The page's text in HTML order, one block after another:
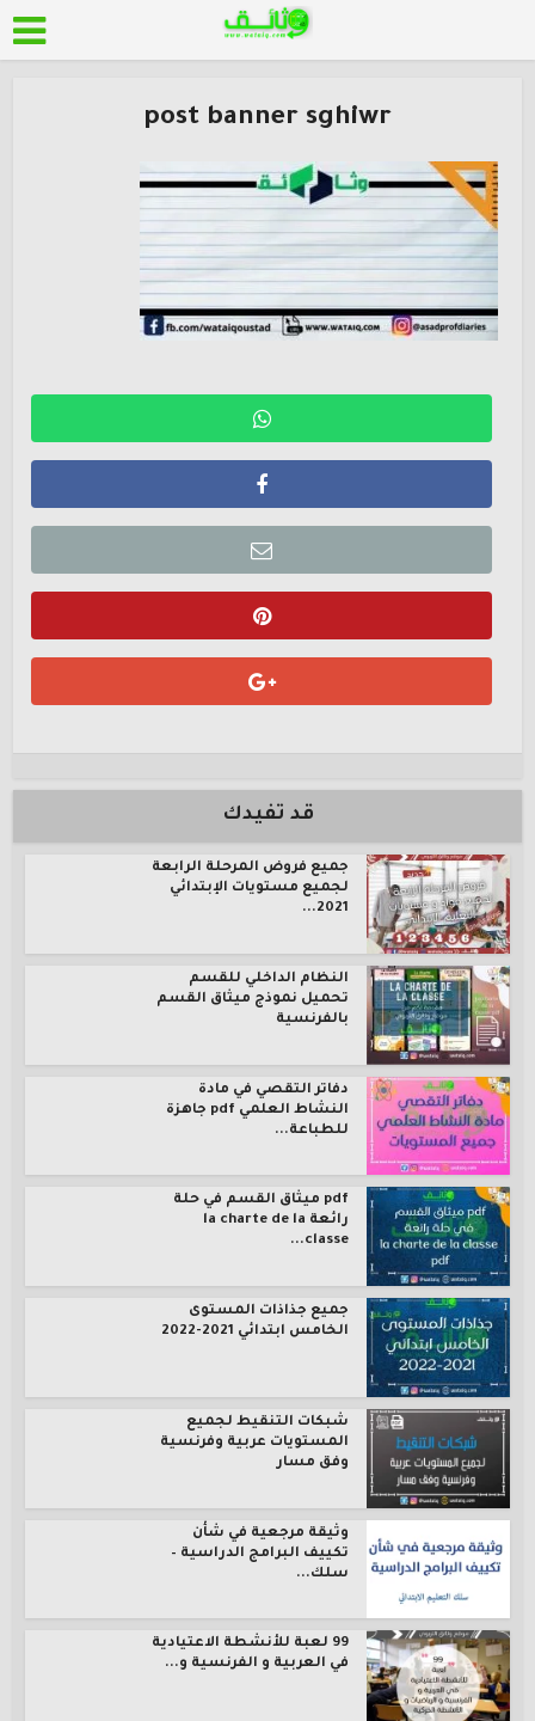
post banner sghiwr
قد تفيدك
جميع فروض المرحلة الرابعة
لجميع مستويات الإبتدائي
2021...
النظام الداخلي للقسم
تحميل نموذج ميثاق القسم
بالفرنسية
دفاتر التقصي في مادة
النشاط العلمي pdf جاهزة
للطباعة...
pdf ميثاق القسم في حلة
رائعة la charte de la
classe...
جميع جذاذات المستوى
الخامس ابتدائي 2021-2022
شبكات التنقيط لجميع
المستويات عربية وفرنسية
وفق مسار
وثيقة مرجعية في شأن
تكييف البرامج الدراسية –
سلك...
99 لعبة للأنشطة الاعتيادية
في العربية و الفرنسية و...